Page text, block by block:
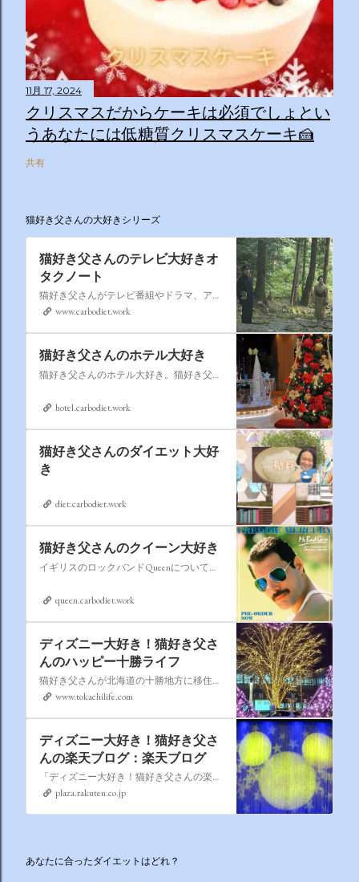
11月 17, 2024
クリスマスだからケーキは必須でしょとい
うあなたには低糖質クリスマスケーキ🍰
共有
猫好き父さんの大好きシリーズ
猫好き父さんのテレビ大好きオ
タクノート
猫好き父さんがテレビ番組やドラマ、アニメ、特撮ヒーロー,そしてダイエットについて書いたブログです。
www.carbodiet.work
猫好き父さんのホテル大好き
猫好き父さんのホテル大好き。猫好き父さんが宿泊したホテルの情報を徒然なるままに書いていきます。
hotel.carbodiet.work
猫好き父さんのダイエット大好
き
diet.carbodiet.work
猫好き父さんのクイーン大好き
イギリスのロックバンドQueenについての情報をアップします。
queen.carbodiet.work
ディズニー大好き！猫好き父さ
んのハッピー十勝ライフ
猫好き父さんが北海道の十勝地方に移住しました。なれない北海道の暮らしについてお伝えします。
www.tokachilife.com
ディズニー大好き！猫好き父さ
んの楽天ブログ：楽天ブログ
「ディズニー大好き！猫好き父さんの楽天ブログ」にようこそ！ いろんなブログサービスが廃止になるなか満を持して楽天ブログをはじめようと思います。 よろしくお願いいたします。
plaza.rakuten.co.jp
あなたに合ったダイエットはどれ？